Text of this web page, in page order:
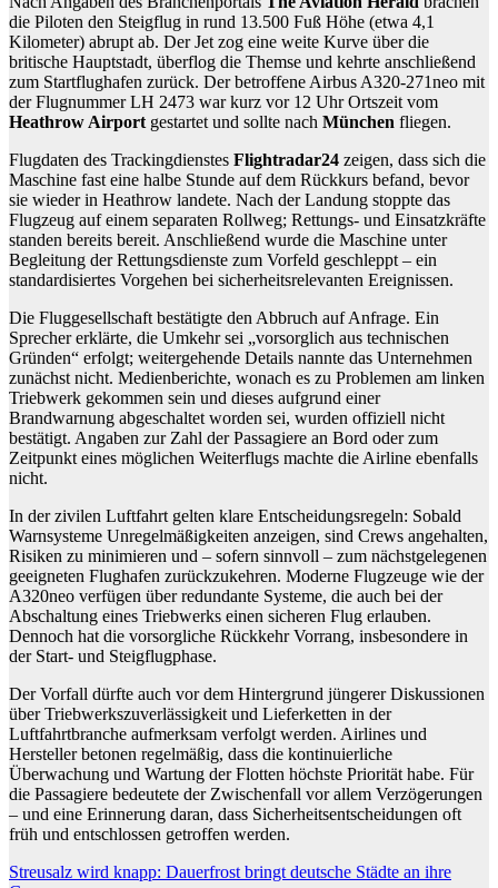
die Piloten den Steigflug in rund 13.500 Fuß Höhe (etwa 4,1
Kilometer) abrupt ab. Der Jet zog eine weite Kurve über die
britische Hauptstadt, überflog die Themse und kehrte anschließend
zum Startflughafen zurück. Der betroffene Airbus A320-271neo mit
der Flugnummer LH 2473 war kurz vor 12 Uhr Ortszeit vom
Heathrow Airportgestartet und sollte nach München fliegen.
Flugdaten des Trackingdienstes Flightradar24 zeigen, dass sich die
Maschine fast eine halbe Stunde auf dem Rückkurs befand, bevor
sie wieder in Heathrow landete. Nach der Landung stoppte das
Flugzeug auf einem separaten Rollweg; Rettungs- und Einsatzkräfte
standen bereits bereit. Anschließend wurde die Maschine unter
Begleitung der Rettungsdienste zum Vorfeld geschleppt – ein
standardisiertes Vorgehen bei sicherheitsrelevanten Ereignissen.
Die Fluggesellschaft bestätigte den Abbruch auf Anfrage. Ein
Sprecher erklärte, die Umkehr sei „vorsorglich aus technischen
Gründen“ erfolgt; weitergehende Details nannte das Unternehmen
zunächst nicht. Medienberichte, wonach es zu Problemen am linken
Triebwerk gekommen sein und dieses aufgrund einer
Brandwarnung abgeschaltet worden sei, wurden offiziell nicht
bestätigt. Angaben zur Zahl der Passagiere an Bord oder zum
Zeitpunkt eines möglichen Weiterflugs machte die Airline ebenfalls
nicht.
In der zivilen Luftfahrt gelten klare Entscheidungsregeln: Sobald
Warnsysteme Unregelmäßigkeiten anzeigen, sind Crews angehalten,
Risiken zu minimieren und – sofern sinnvoll – zum nächstgelegenen
geeigneten Flughafen zurückzukehren. Moderne Flugzeuge wie der
A320neo verfügen über redundante Systeme, die auch bei der
Abschaltung eines Triebwerks einen sicheren Flug erlauben.
Dennoch hat die vorsorgliche Rückkehr Vorrang, insbesondere in
der Start- und Steigflugphase.
Der Vorfall dürfte auch vor dem Hintergrund jüngerer Diskussionen
über Triebwerkszuverlässigkeit und Lieferketten in der
Luftfahrtbranche aufmerksam verfolgt werden. Airlines und
Hersteller betonen regelmäßig, dass die kontinuierliche
Überwachung und Wartung der Flotten höchste Priorität habe. Für
die Passagiere bedeutete der Zwischenfall vor allem Verzögerungen
– und eine Erinnerung daran, dass Sicherheitsentscheidungen oft
früh und entschlossen getroffen werden.
Beitragsnavigation
Streusalz wird knapp: Dauerfrost bringt deutsche Städte an ihre